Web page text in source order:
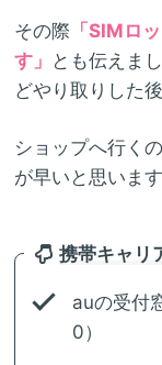
その際 「SIMロ
す」 とも伝えま
どやり取りした
ショップへ行く
が早いと思います
携帯キャリ
auの受付
0）